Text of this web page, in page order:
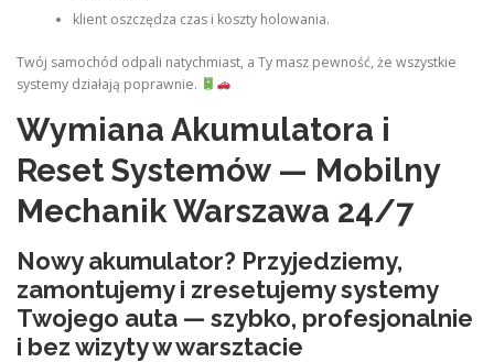
klient oszczędza czas i koszty holowania.
Twój samochód odpali natychmiast, a Ty masz pewność, że wszystkie
systemy działają poprawnie.
Wymiana Akumulatora i
Reset Systemów — Mobilny
Mechanik Warszawa 24/7
Nowy akumulator? Przyjedziemy,
zamontujemy i zresetujemy systemy
Twojego auta — szybko, profesjonalnie
i bez wizyty w warsztacie